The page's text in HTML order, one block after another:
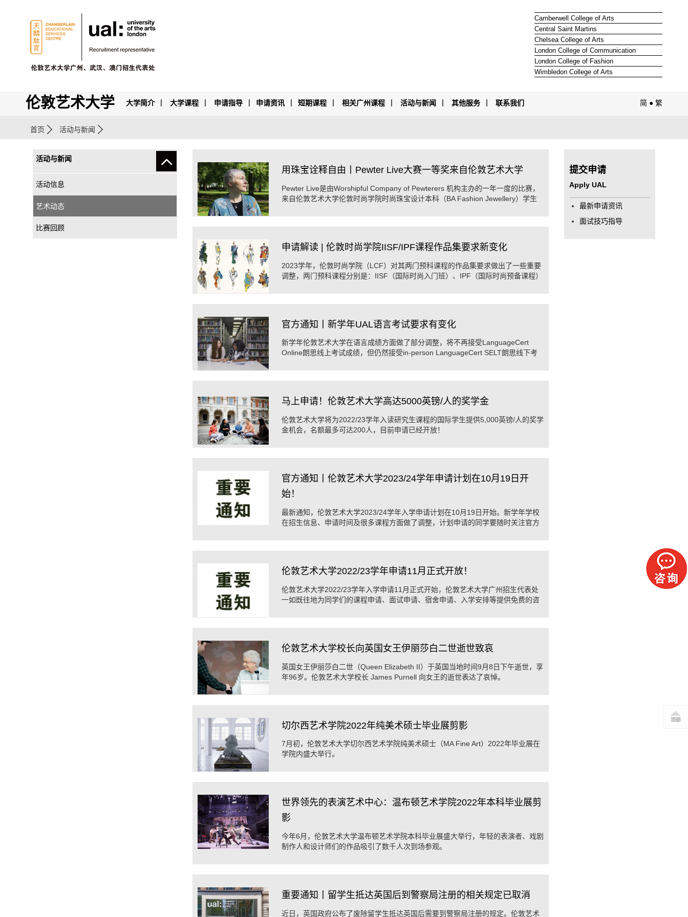
Camberwell College of Arts
Central Saint Martins
Chelsea College of Arts
London College of Communication
London College of Fashion
Wimbledon College of Arts
大学简介 大学课程 申请指导 申请资讯 短期课程 相关广州课程 活动与新闻 其他服务 联系我们
伦敦艺术大学 简 ● 繁
首页 活动与新闻
活动与新闻
活动信息
艺术动态
比赛回顾
用珠宝诠释自由丨Pewter Live大赛一等奖来自伦敦艺术大学
Pewter Live是由Worshipful Company of Pewterers 机构主办的一年一度的比赛，
来自伦敦艺术大学伦敦时尚学院时尚珠宝设计本科（BA Fashion Jewellery）学生
申请解读 | 伦敦时尚学院IISF/IPF课程作品集要求新变化
2023学年，伦敦时尚学院（LCF）对其两门预科课程的作品集要求做出了一些重要
调整，两门预科课程分别是：IISF（国际时尚入门班）、IPF（国际时尚预备课程）
官方通知丨新学年UAL语言考试要求有变化
新学年伦敦艺术大学在语言成绩方面做了部分调整，将不再接受LanguageCert
Online朗思线上考试成绩，但仍然接受in-person LanguageCert SELT朗思线下考
马上申请！伦敦艺术大学高达5000英镑/人的奖学金
伦敦艺术大学将为2022/23学年入读研究生课程的国际学生提供5,000英镑/人的奖学
金机会，名额最多可达200人，目前申请已经开放！
官方通知丨伦敦艺术大学2023/24学年申请计划在10月19日开
始！
最新通知，伦敦艺术大学2023/24学年入学申请计划在10月19日开始。新学年学校
在招生信息、申请时间及很多课程方面做了调整，计划申请的同学要随时关注官方
伦敦艺术大学2022/23学年申请11月正式开放！
伦敦艺术大学2022/23学年入学申请11月正式开始，伦敦艺术大学广州招生代表处
一如既往地为同学们的课程申请、面试申请、宿舍申请、入学安排等提供免费的咨
伦敦艺术大学校长向英国女王伊丽莎白二世逝世致哀
英国女王伊丽莎白二世（Queen Elizabeth II）于英国当地时间9月8日下午逝世，享
年96岁。伦敦艺术大学校长 James Purnell 向女王的逝世表达了哀悼。
切尔西艺术学院2022年纯美术硕士毕业展剪影
7月初，伦敦艺术大学切尔西艺术学院纯美术硕士（MA Fine Art）2022年毕业展在
学院内盛大举行。
世界领先的表演艺术中心：温布顿艺术学院2022年本科毕业展剪
影
今年6月，伦敦艺术大学温布顿艺术学院本科毕业展盛大举行，年轻的表演者、戏剧
制作人和设计师们的作品吸引了数千人次到场参观。
重要通知丨留学生抵达英国后到警察局注册的相关规定已取消
近日，英国政府公布了废除留学生抵达英国后需要到警察局注册的规定。伦敦艺术
提交申请
Apply UAL
最新申请资讯
面试技巧指导